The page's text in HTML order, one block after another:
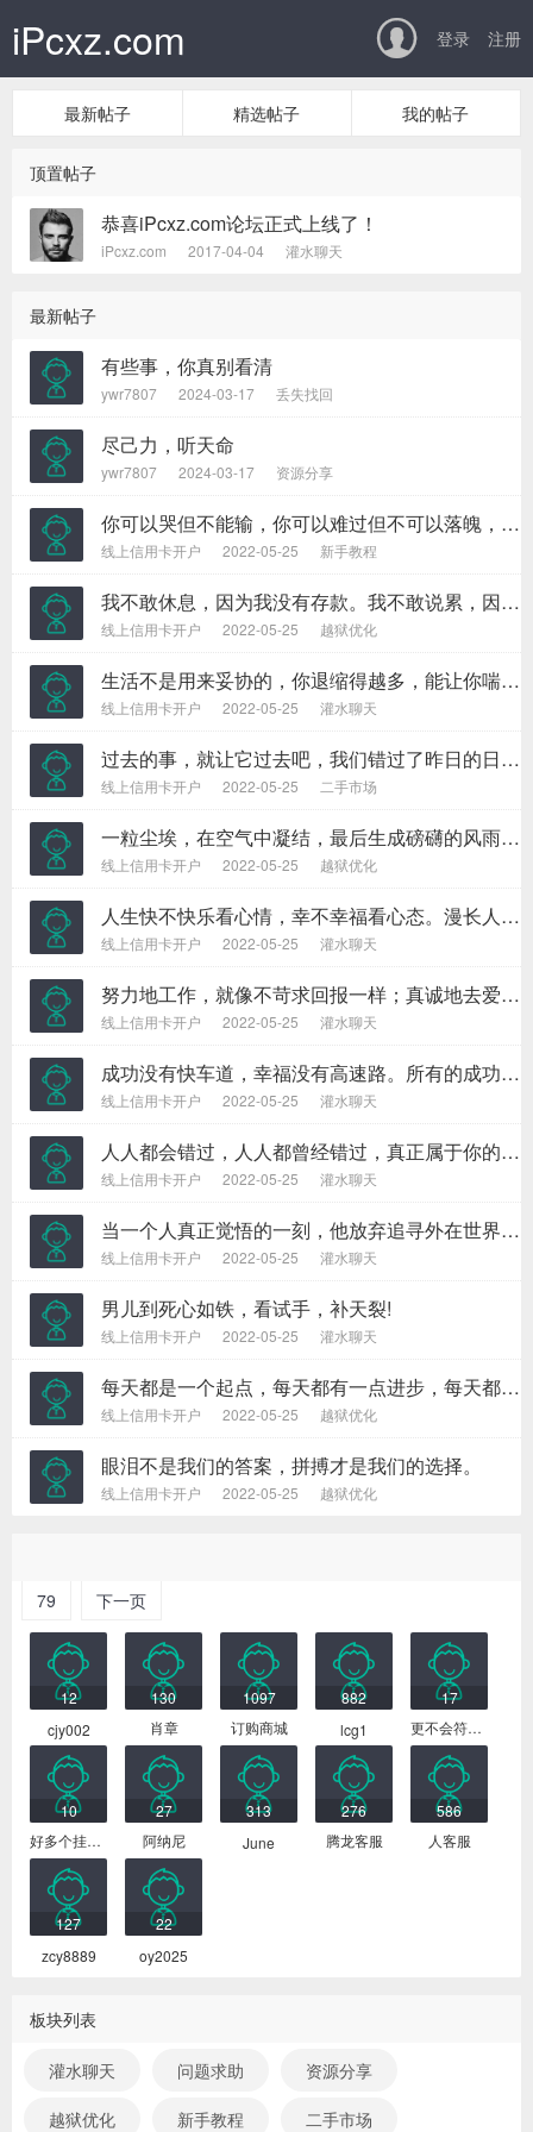
iPcxz.com  登录 注册
最新帖子 精选帖子 我的帖子
顶置帖子
恭喜iPcxz.com论坛正式上线了！
iPcxz.com 2017-04-04 灌水聊天
最新帖子
有些事，你真别看清
ywr7807 2024-03-17 丢失找回
尽己力，听天命
ywr7807 2024-03-17 资源分享
你可以哭但不能输，你可以难过但不可以落魄，你不努力怎么会知道自己可以赢得多少掌声?如果你能每天呐喊遍“我用不着为这一点小事而烦恼”，你会发现，你心里有一种不可思议的力量，试试看，很管用的。
线上信用卡开户 2022-05-25 新手教程
我不敢休息，因为我没有存款。我不敢说累，因为我没有成就。我不敢偷懒，因为我还要生活。我能放弃选择，但是我不能选择放弃。坚强拼搏是我唯一的选择。
线上信用卡开户 2022-05-25 越狱优化
生活不是用来妥协的，你退缩得越多，能让你喘息的空间就越有限。日子不是用来将就的，你表现得越卑微，一些幸福的东西就会离你越远。
线上信用卡开户 2022-05-25 灌水聊天
过去的事，就让它过去吧，我们错过了昨日的日落，再也不能错过今日的日出，保持平衡的心态，以最美好的心情来对待每一天，每一天都会充满阳光，洋溢着希望。
线上信用卡开户 2022-05-25 二手市场
一粒尘埃，在空气中凝结，最后生成磅礴的风雨；一粒沙石，在蚌体内打磨，最后结成昂贵的珍珠。有时候，渺小的开始，可以成就雄伟而宏大的事业；有时候，平凡的开始，可以走出崇高而伟大的人生。
线上信用卡开户 2022-05-25 越狱优化
人生快不快乐看心情，幸不幸福看心态。漫长人生中，什么都不是一眼看到头的，一时的春风得意算不了什么，一时的失败也不能算数。
线上信用卡开户 2022-05-25 灌水聊天
努力地工作，就像不苛求回报一样；真诚地去爱，就像从来没有受过伤害一样；投入地跳舞，就像没有人在一旁看着你一样。这样的生活，肯定可以给你带来快乐。
线上信用卡开户 2022-05-25 灌水聊天
成功没有快车道，幸福没有高速路。所有的成功，都来自不倦的努力和奔跑；所有幸福，都来自平凡的奋斗和坚持。
线上信用卡开户 2022-05-25 灌水聊天
人人都会错过，人人都曾经错过，真正属于你的，永远不会错过。
线上信用卡开户 2022-05-25 灌水聊天
当一个人真正觉悟的一刻，他放弃追寻外在世界的财富，而开始追寻他?刃氖澜绲恼嬲?财富。
线上信用卡开户 2022-05-25 灌水聊天
男儿到死心如铁，看试手，补天裂!
线上信用卡开户 2022-05-25 灌水聊天
每天都是一个起点，每天都有一点进步，每天都有一点收获!
线上信用卡开户 2022-05-25 越狱优化
眼泪不是我们的答案，拼搏才是我们的选择。
线上信用卡开户 2022-05-25 越狱优化
79
下一页
最新会员
12
cjy002
130
肖章
1097
订购商城
882
lcg1
17
更不会符合你
10
好多个挂号费
27
阿纳尼
313
June
276
腾龙客服
586
人客服
127
zcy8889
22
oy2025
板块列表
灌水聊天 问题求助 资源分享
越狱优化 新手教程 二手市场